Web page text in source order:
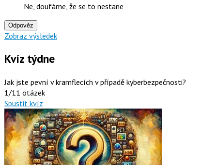
Ne, doufáme, že se to nestane
Odpověz
Zobraz výsledek
Kvíz týdne
Jak jste pevní v kramflecích v případě kyberbezpečnosti?
1/11 otázek
Spustit kvíz